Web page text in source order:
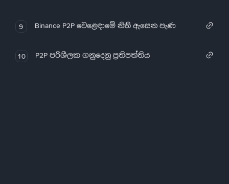
9 Binance P2P වෙළෙඳාමේ නිති ඇසෙන පැණ
10 P2P පරිශීලක ගනුදෙනු ප්‍රතිපත්තිය